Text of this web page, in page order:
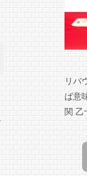
リバ
ば意
関 乙